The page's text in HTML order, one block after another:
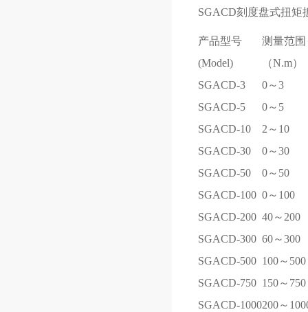
SGACD刻度盘式扭矩
产品型号
(Model)
测量范围
（N.m）
SGACD-3
0～3
SGACD-5
0～5
SGACD-10
2～10
SGACD-30
0～30
SGACD-50
0～50
SGACD-100 0～100
SGACD-200 40～200
SGACD-300 60～300
SGACD-500 100～500
SGACD-750 150～750
SGACD-1000200～